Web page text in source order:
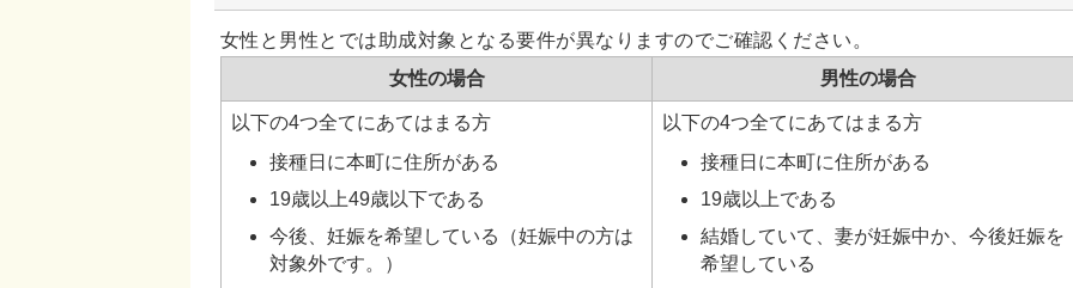
女性と男性とでは助成対象となる要件が異なりますのでご確認ください。
女性の場合 男性の場合
以下の4つ全てにあてはまる方
接種日に本町に住所がある
19歳以上49歳以下である
今後、妊娠を希望している（妊娠中の方は
対象外です。）
以下の4つ全てにあてはまる方
接種日に本町に住所がある
19歳以上である
結婚していて、妻が妊娠中か、今後妊娠を
希望している